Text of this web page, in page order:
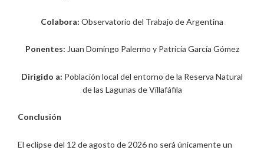
Colabora: Observatorio del Trabajo de Argentina
Ponentes: Juan Domingo Palermo y Patricia García Gómez
Dirigido a: Población local del entorno de la Reserva Natural
de las Lagunas de Villafáfila
Conclusión
El eclipse del 12 de agosto de 2026 no será únicamente un